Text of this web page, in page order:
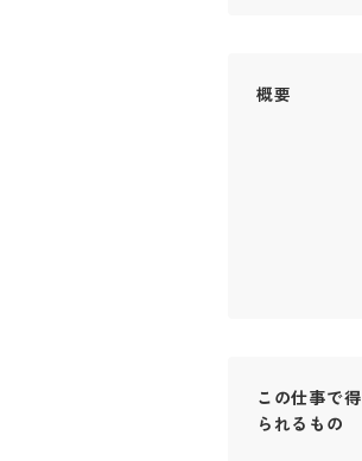
概要
この仕事で得
られるもの